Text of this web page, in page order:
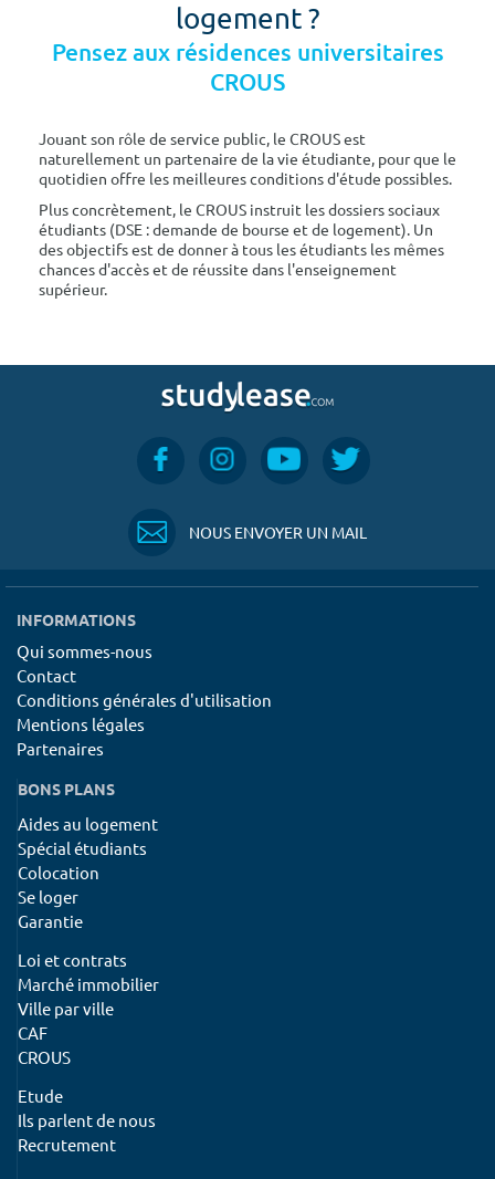
logement ?
Pensez aux résidences universitaires
CROUS
Jouant son rôle de service public, le CROUS est
naturellement un partenaire de la vie étudiante, pour que le
quotidien offre les meilleures conditions d'étude possibles.
Plus concrètement, le CROUS instruit les dossiers sociaux
étudiants (DSE : demande de bourse et de logement). Un
des objectifs est de donner à tous les étudiants les mêmes
chances d'accès et de réussite dans l'enseignement
supérieur.
NOUS ENVOYER UN MAIL
INFORMATIONS
Qui sommes-nous
Contact
Conditions générales d'utilisation
Mentions légales
Partenaires
BONS PLANS
Aides au logement
Spécial étudiants
Colocation
Se loger
Garantie
Loi et contrats
Marché immobilier
Ville par ville
CAF
CROUS
Etude
Ils parlent de nous
Recrutement